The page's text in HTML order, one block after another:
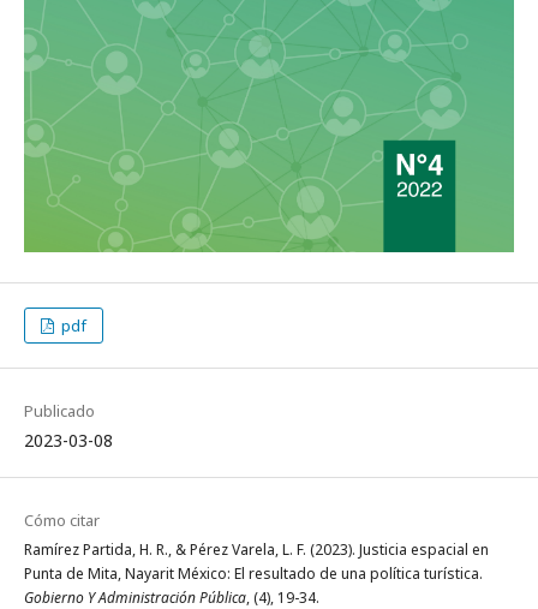
pdf
Publicado
2023-03-08
Cómo citar
Ramírez Partida, H. R., & Pérez Varela, L. F. (2023). Justicia espacial en
Punta de Mita, Nayarit México: El resultado de una política turística.
Gobierno Y Administración Pública, (4), 19-34.